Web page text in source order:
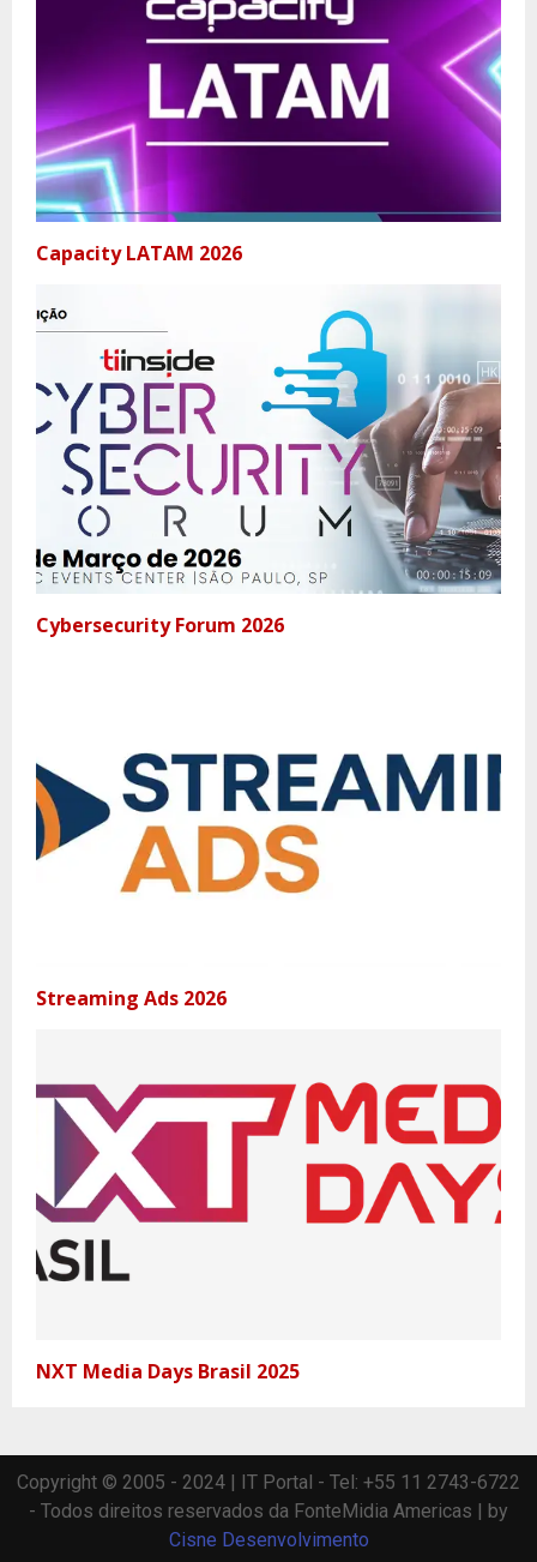
Capacity LATAM 2026
Cybersecurity Forum 2026
Streaming Ads 2026
NXT Media Days Brasil 2025
Copyright © 2005 - 2024 | IT Portal - Tel: +55 11 2743-6722
- Todos direitos reservados da FonteMidia Americas | by
Cisne Desenvolvimento